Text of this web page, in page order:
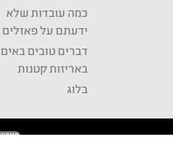
כמה עובדות שלא
ידעתם על פאזלים
דברים טובים באים
באריזות קטנות
בלוג